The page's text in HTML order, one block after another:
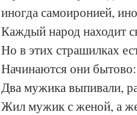
иногда самоиронией,
Каждый народ находит
Но в этих страшилках
Начинаются они бытово:
Два мужика выпивали,
Жил мужик с женой, а